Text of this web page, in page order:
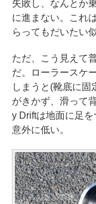
失敗し、なんとか
に進まない。これ
らってもだいたい
ただ、こう見えて
だ。ローラースケ
しまうと(靴底に固
がきかず、滑って
y Driftは地面に足
意外に低い。